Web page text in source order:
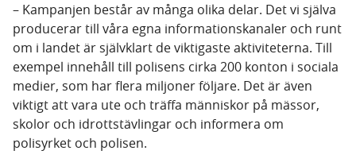
– Kampanjen består av många olika delar. Det vi själva
producerar till våra egna informationskanaler och runt
om i landet är självklart de viktigaste aktiviteterna. Till
exempel innehåll till polisens cirka 200 konton i sociala
medier, som har flera miljoner följare. Det är även
viktigt att vara ute och träffa människor på mässor,
skolor och idrottstävlingar och informera om
polisyrket och polisen.